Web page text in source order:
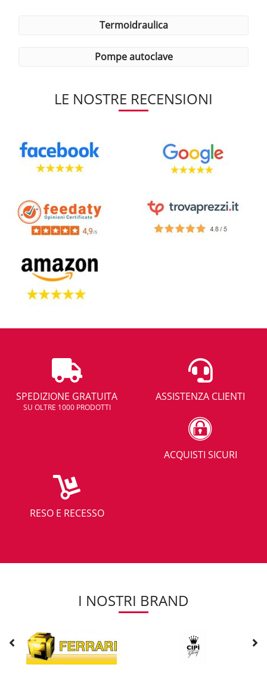
termoidraulica
pompe autoclave
LE NOSTRE RECENSIONI
SPEDIZIONE GRATUITA
SU OLTRE 1000 PRODOTTI
ASSISTENZA CLIENTI
ACQUISTI SICURI
RESO E RECESSO
I NOSTRI BRAND